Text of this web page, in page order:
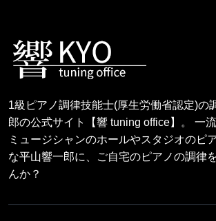
1級ピアノ調律技能士(厚生労働省認定)の
郎の公式サイト【響 tuning office】。 一
ミュージシャンのホールやスタジオのピ
な平山響一郎に、ご自宅のピアノの調律
んか？